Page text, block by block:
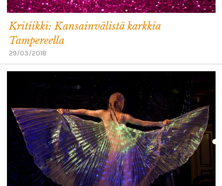
Kritiikki: Kansainvälistä karkkia
Tampereella
29/03/2018